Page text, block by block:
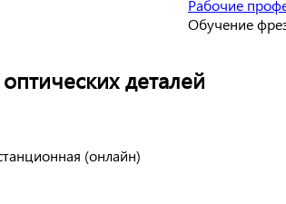
Рабочие
Обучение
деталей
(онлайн)